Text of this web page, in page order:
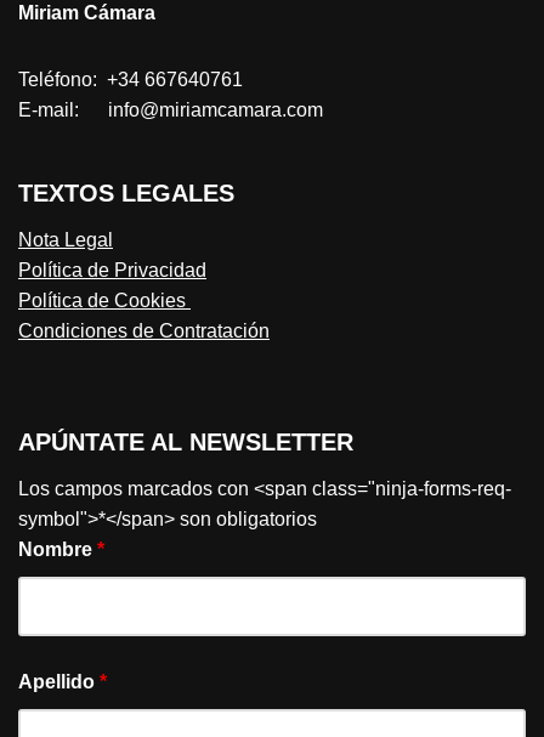
Miriam Cámara
Teléfono: +34 667640761
E-mail: info@miriamcamara.com
TEXTOS LEGALES
Nota Legal
Política de Privacidad
Política de Cookies
Condiciones de Contratación
APÚNTATE AL NEWSLETTER
Los campos marcados con <span class="ninja-forms-req-
symbol">*</span> son obligatorios
Nombre *
Apellido *